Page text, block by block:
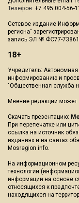
Телефон: +7 495 004-56-
Сетевое издание
региона"
запись ЭЛ № ФС77-
18+
Учредитель:
информированию и
"Общественная служба
Мнение редакции может
Скачать презентацию:
При перепечатке или
ссылка на источник
изданиях и на сайтах
Mosregion.info.
На информационном
технологии
информации на основе
относящихся к
находящихся на